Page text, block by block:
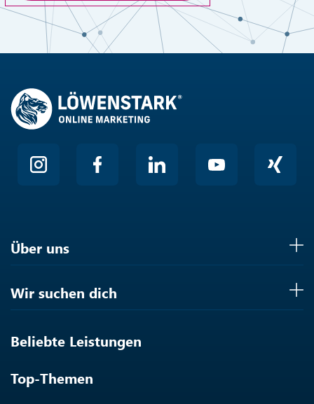
Anti-Roboter-Verifizierung
Hier klicken
Über uns
Wir suchen dich
Beliebte Leistungen
Top-Themen